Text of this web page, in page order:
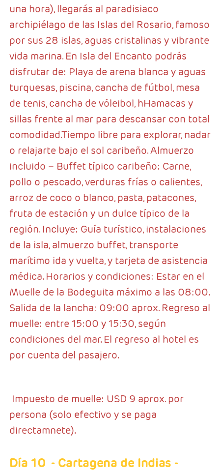
una hora), llegarás al paradisiaco
archipiélago de las Islas del Rosario, famoso
por sus 28 islas, aguas cristalinas y vibrante
vida marina. En Isla del Encanto podrás
disfrutar de: Playa de arena blanca y aguas
turquesas, piscina, cancha de fútbol, mesa
de tenis, cancha de vóleibol, hHamacas y
sillas frente al mar para descansar con total
comodidad.Tiempo libre para explorar, nadar
o relajarte bajo el sol caribeño. Almuerzo
incluido – Buffet típico caribeño: Carne,
pollo o pescado, verduras frías o calientes,
arroz de coco o blanco, pasta, patacones,
fruta de estación y un dulce típico de la
región. Incluye: Guía turístico, instalaciones
de la isla, almuerzo buffet, transporte
marítimo ida y vuelta, y tarjeta de asistencia
médica. Horarios y condiciones: Estar en el
Muelle de la Bodeguita máximo a las 08:00.
Salida de la lancha: 09:00 aprox. Regreso al
muelle: entre 15:00 y 15:30, según
condiciones del mar. El regreso al hotel es
por cuenta del pasajero.
Impuesto de muelle: USD 9 aprox. por
persona (solo efectivo y se paga
directamnete).
Día 10 - Cartagena de Indias -